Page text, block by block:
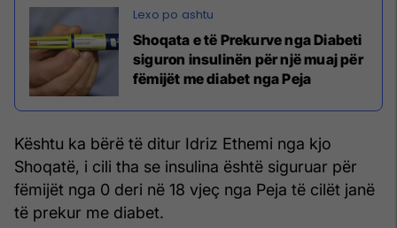
Shoqata e të Prekurve nga Diabeti
siguron insulinën për një muaj për
fëmijët me diabet nga Peja
Kështu ka bërë të ditur Idriz Ethemi nga kjo
Shoqatë, i cili tha se insulina është siguruar për
fëmijët nga 0 deri në 18 vjeç nga Peja të cilët janë
të prekur me diabet.